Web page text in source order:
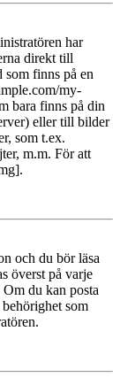
har
direkt till
finns på en
my-
bara finns på din
eller till bilder
som t.ex.
m.m. För att
och du bör läsa
överst på varje
du kan posta
som